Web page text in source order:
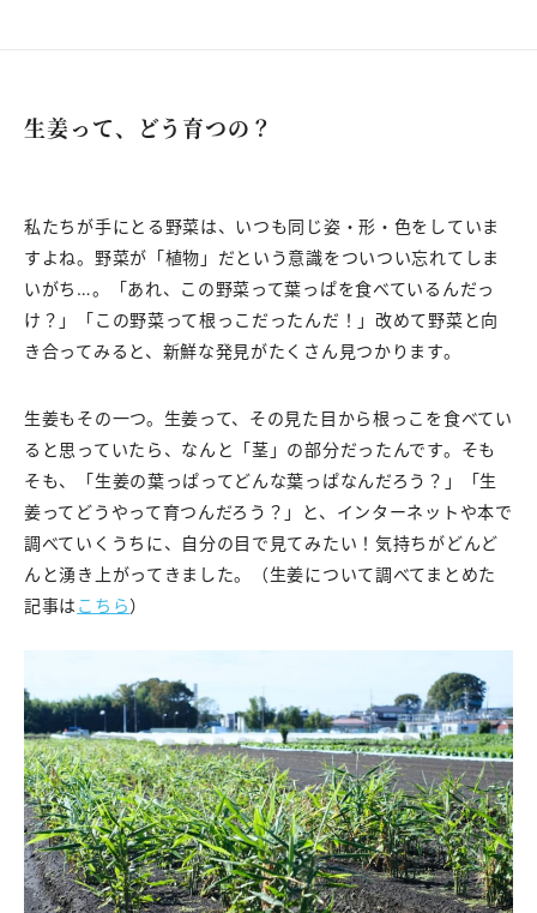
生姜って、どう育つの？
私たちが手にとる野菜は、いつも同じ姿・形・色をしていま
すよね。野菜が「植物」だという意識をついつい忘れてしま
いがち…。「あれ、この野菜って葉っぱを食べているんだっ
け？」「この野菜って根っこだったんだ！」改めて野菜と向
き合ってみると、新鮮な発見がたくさん見つかります。
生姜もその一つ。生姜って、その見た目から根っこを食べてい
ると思っていたら、なんと「茎」の部分だったんです。そも
そも、「生姜の葉っぱってどんな葉っぱなんだろう？」「生
姜ってどうやって育つんだろう？」と、インターネットや本で
調べていくうちに、自分の目で見てみたい！気持ちがどんど
んと湧き上がってきました。（生姜について調べてまとめた
記事は こちら）